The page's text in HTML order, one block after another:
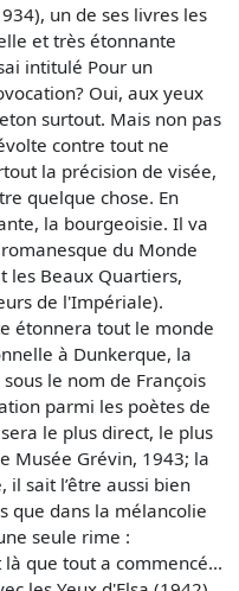
un de ses livres les
et très étonnante
intitulé Pour un
Oui, aux yeux
surtout. Mais non pas
contre tout ne
la précision de visée,
quelque chose. En
la bourgeoisie. Il va
du Monde
les Beaux Quartiers,
de l'Impériale).
étonnera tout le monde
à Dunkerque, la
le nom de François
parmi les poètes de
le plus direct, le plus
Musée Grévin, 1943; la
sait l’être aussi bien
que dans la mélancolie
seule rime :
là que tout a commencé...